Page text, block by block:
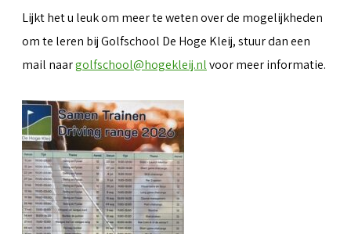
Lijkt het u leuk om meer te weten over de mogelijkheden
om te leren bij Golfschool De Hoge Kleij, stuur dan een
mail naargolfschool@hogekleij.nlvoor meer informatie.